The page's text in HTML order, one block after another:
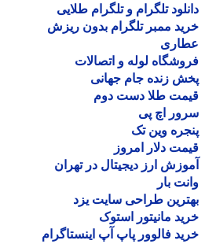
تلگرام و تلگرام طلایی
ممبر تلگرام بدون ریزش
لوله و اتصالات
زنده جام جهانی
طلا دست دوم
اچ پی
وین تک
دلار امروز
ارز دیجیتال در تهران
بار
طراحی سایت یزد
مانیتور استوک
فالوور پاپ آپ اینستاگرام